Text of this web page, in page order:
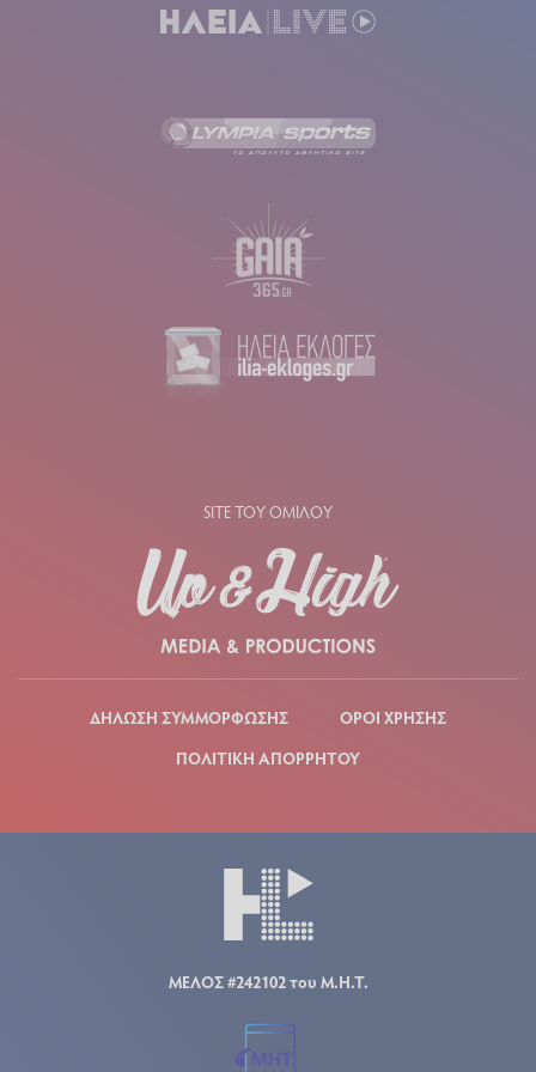
SITE ΤΟΥ ΟΜΙΛΟΥ
ΔΗΛΩΣΗ ΣΥΜΜΟΡΦΩΣΗΣ
ΟΡΟΙ ΧΡΗΣΗΣ
ΠΟΛΙΤΙΚΗ ΑΠΟΡΡΗΤΟΥ
ΜΕΛΟΣ #242102 του Μ.Η.Τ.